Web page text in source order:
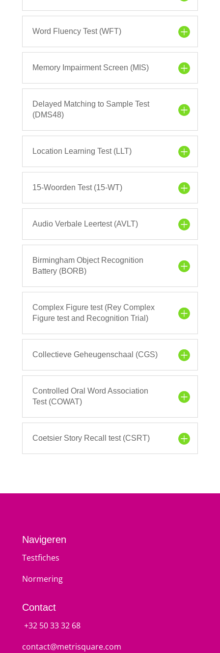
Word Fluency Test (WFT)
Memory Impairment Screen (MIS)
Delayed Matching to Sample Test
(DMS48)
Location Learning Test (LLT)
15-Woorden Test (15-WT)
Audio Verbale Leertest (AVLT)
Birmingham Object Recognition
Battery (BORB)
Complex Figure test (Rey Complex
Figure test and Recognition Trial)
Collectieve Geheugenschaal (CGS)
Controlled Oral Word Association
Test (COWAT)
Coetsier Story Recall test (CSRT)
Navigeren
Testfiches
Normering
Contact
+32 50 33 32 68
contact@metrisquare.com